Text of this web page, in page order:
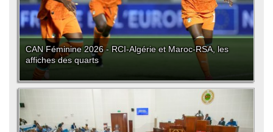
CAN Féminine 2026 - RCI-Algérie et Maroc-RSA, les
affiches des quarts